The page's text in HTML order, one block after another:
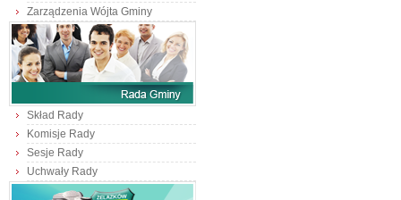
Zarządzenia Wójta Gminy
Skład Rady
Komisje Rady
Sesje Rady
Uchwały Rady